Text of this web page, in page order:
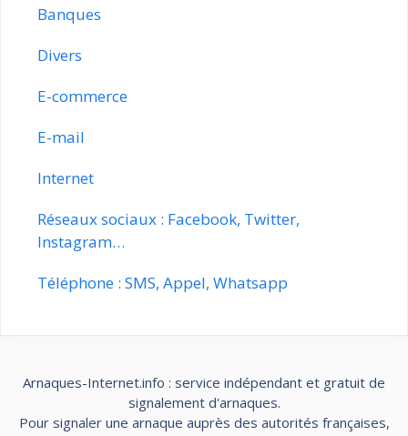
Banques
Divers
E-commerce
E-mail
Internet
Réseaux sociaux : Facebook, Twitter,
Instagram…
Téléphone : SMS, Appel, Whatsapp
Arnaques-Internet.info : service indépendant et gratuit de
signalement d'arnaques.
Pour signaler une arnaque auprès des autorités françaises,